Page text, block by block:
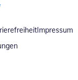
in neuem Fenster
Impressum